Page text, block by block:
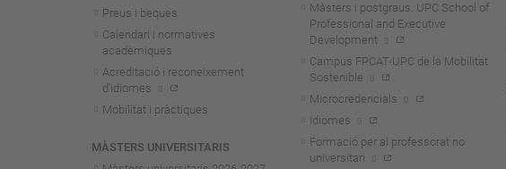
Preus i beques
Calendari i normatives
acadèmiques
Acreditació i reconeixement
d'idiomes
Mobilitat i pràctiques
MÀSTERS UNIVERSITARIS
Màsters i postgraus. UPC School of
Professional and Executive
Development
Campus FPCAT-UPC de la Mobilitat
Sostenible
Microcredencials
Idiomes
Formació per al professorat no
universitari